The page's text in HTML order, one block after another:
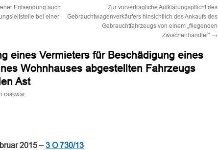
Entsendung auch
bei einer
Zur vorvertragliche Aufklärungspflicht des
Gebrauchtwagenverkäufers hinsichtlich des Ankaufs des
Gebrauchtfahrzeugs von einem „fliegenden
Zwischenhändler“ →
eines Vermieters für Beschädigung eines
Wohnhauses abgestellten Fahrzeugs
Ast
raskwar
2015 –3 O 730/13